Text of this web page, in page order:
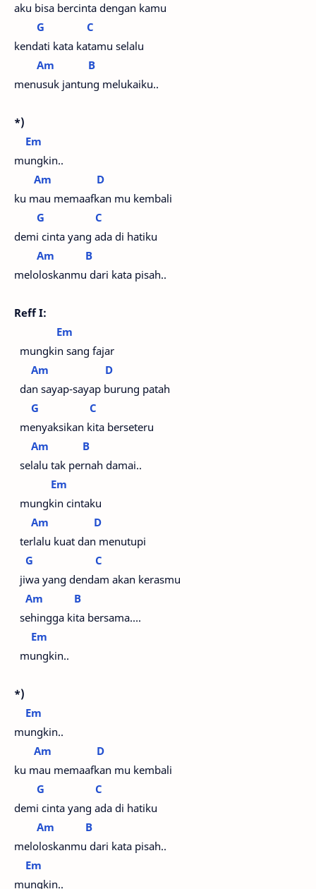
aku bisa bercinta dengan kamu
G
C
kendati kata katamu selalu
Am
B
menusuk jantung melukaiku..
*)
Em
mungkin..
Am
D
ku mau memaafkan mu kembali
G
C
demi cinta yang ada di hatiku
Am
B
meloloskanmu dari kata pisah..
Reff I:
Em
mungkin sang fajar
Am
D
dan sayap-sayap burung patah
G
C
menyaksikan kita berseteru
Am
B
selalu tak pernah damai..
Em
mungkin cintaku
Am
D
terlalu kuat dan menutupi
G
C
jiwa yang dendam akan kerasmu
Am
B
sehingga kita bersama….
Em
mungkin..
*)
Em
mungkin..
Am
D
ku mau memaafkan mu kembali
G
C
demi cinta yang ada di hatiku
Am
B
meloloskanmu dari kata pisah..
Em
mungkin..